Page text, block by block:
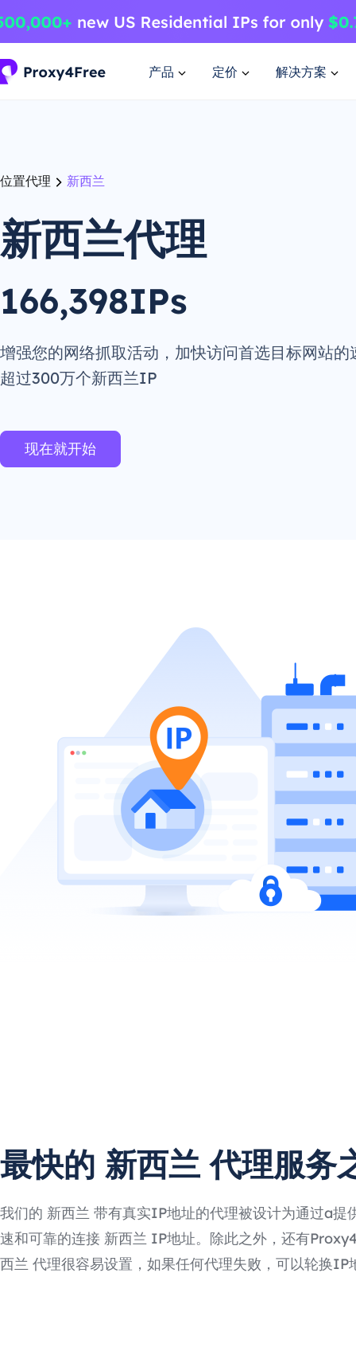
产品 定价 解决方案
位置代理 新西兰
新西兰代理
166,398IPs
增强您的网络抓取活动，加快访问首选目标网站的
超过300万个新西兰IP
现在就开始
最快的 新西兰 代理服务
我们的 新西兰 带有真实IP地址的代理被设计为通过a提
速和可靠的连接 新西兰 IP地址。除此之外，还有
西兰 代理很容易设置，如果任何代理失败，可以轮换IP